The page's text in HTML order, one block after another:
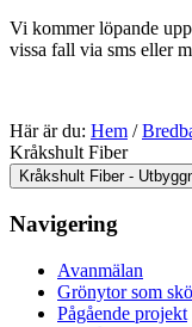
Vi kommer löpande
vissa fall via sms eller
Här är du: Hem /
Kråkshult Fiber
Kråkshult Fiber -
Navigering
Avanmälan
Grönytor som
Pågående projekt